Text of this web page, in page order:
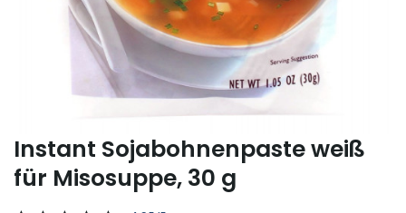
Instant Sojabohnenpaste weiß
für Misosuppe, 30 g